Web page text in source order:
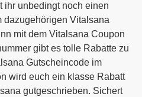
ihr unbedingt noch einen
dazugehörigen Vitalsana
mit dem Vitalsana Coupon
gibt es tolle Rabatte zu
Gutscheincode im
wird euch ein klasse Rabatt
gutgeschrieben. Sichert